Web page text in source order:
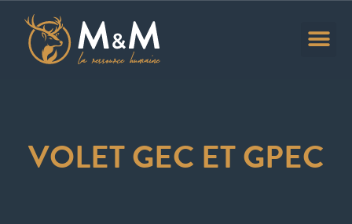
VOLET GEC ET GPEC